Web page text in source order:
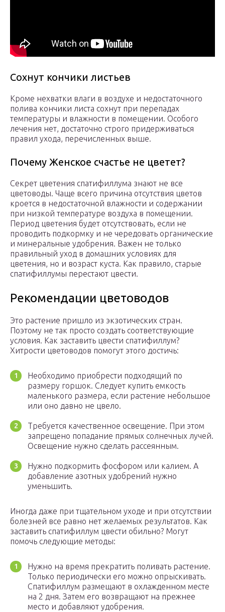
Сохнут кончики листьев
Кроме нехватки влаги в воздухе и недостаточного
полива кончики листа сохнут при перепадах
температуры и влажности в помещении. Особого
лечения нет, достаточно строго придерживаться
правил ухода, перечисленных выше.
Почему Женское счастье не цветет?
Секрет цветения спатифиллума знают не все
цветоводы. Чаще всего причина отсутствия цветов
кроется в недостаточной влажности и содержании
при низкой температуре воздуха в помещении.
Период цветения будет отсутствовать, если не
проводить подкормку и не чередовать органические
и минеральные удобрения. Важен не только
правильный уход в домашних условиях для
цветения, но и возраст куста. Как правило, старые
спатифиллумы перестают цвести.
Рекомендации цветоводов
Это растение пришло из экзотических стран.
Поэтому не так просто создать соответствующие
условия. Как заставить цвести спатифиллум?
Хитрости цветоводов помогут этого достичь:
Необходимо приобрести подходящий по
размеру горшок. Следует купить емкость
маленького размера, если растение небольшое
или оно давно не цвело.
Требуется качественное освещение. При этом
запрещено попадание прямых солнечных лучей.
Освещение нужно сделать рассеянным.
Нужно подкормить фосфором или калием. А
добавление азотных удобрений нужно
уменьшить.
Иногда даже при тщательном уходе и при отсутствии
болезней все равно нет желаемых результатов. Как
заставить спатифиллум цвести обильно? Могут
помочь следующие методы:
Нужно на время прекратить поливать растение.
Только периодически его можно опрыскивать.
Спатифиллум размещают в охлажденном месте
на 2 дня. Затем его возвращают на прежнее
место и добавляют удобрения.